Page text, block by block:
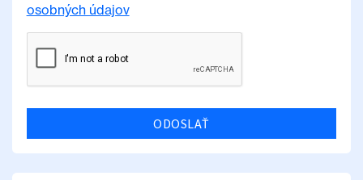
osobných údajov
ODOSLAŤ